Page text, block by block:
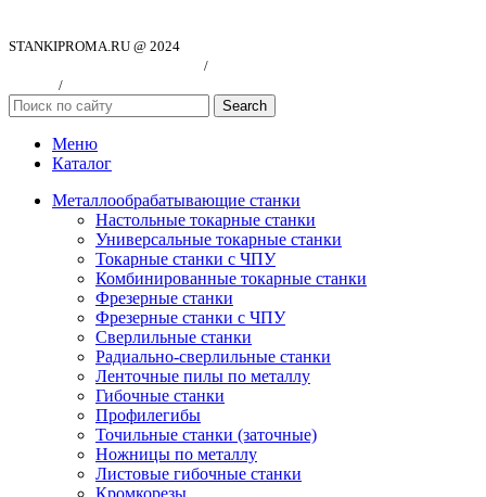
STANKIPROMA.RU @ 2024
/
/
Search
Меню
Каталог
Металлообрабатывающие станки
Настольные токарные станки
Универсальные токарные станки
Токарные станки с ЧПУ
Комбинированные токарные станки
Фрезерные станки
Фрезерные станки с ЧПУ
Сверлильные станки
Радиально-сверлильные станки
Ленточные пилы по металлу
Гибочные станки
Профилегибы
Точильные станки (заточные)
Ножницы по металлу
Листовые гибочные станки